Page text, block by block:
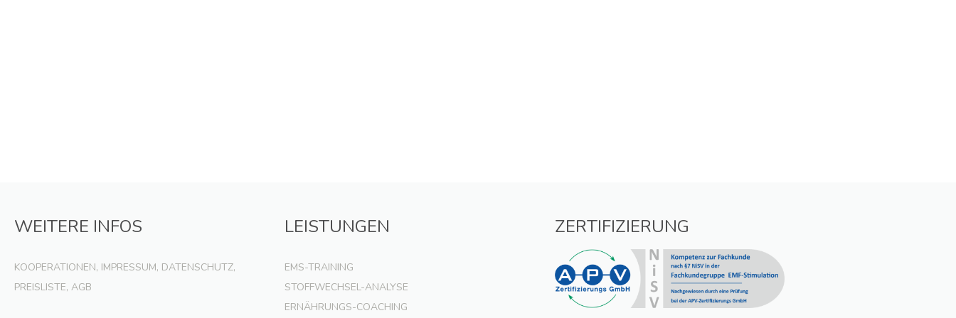
WEITERE INFOS
KOOPERATIONEN, IMPRESSUM, DATENSCHUTZ,
PREISLISTE, AGB
LEISTUNGEN
EMS-TRAINING
STOFFWECHSEL-ANALYSE
ERNÄHRUNGS-COACHING
ZERTIFIZIERUNG